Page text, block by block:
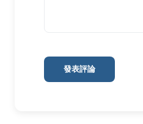
發表評論